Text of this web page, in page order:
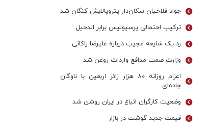
جواد فلاحیان سکان‌دار پتروپالایش کنگان شد
ترکیب احتمالی پرسپولیس برابر الدحیل
رد یک شایعه عجیب درباره علیرضا زاکانی
وزارت صمت مدافع واردات روغن شد
اعزام روزانه ۸۰ هزار زائر اربعین با ناوگان
جاده‌ای
وضعیت کارگران اتباع در ایران روشن شد
قیمت جدید گوشت در بازار